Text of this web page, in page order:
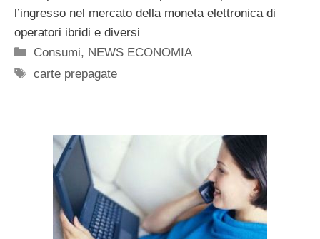
l’ingresso nel mercato della moneta elettronica di
operatori ibridi e diversi
Categorie
Consumi, NEWS ECONOMIA
Tag
carte prepagate